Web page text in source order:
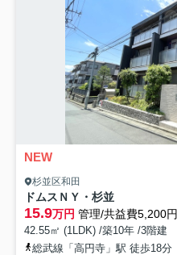
NEW
杉並区和田
ドムスＮＹ・杉並
15.9万円 管理/共益費5,200円
42.55㎡ (1LDK) /築10年 /3階建
総武線「高円寺」駅 徒歩18分